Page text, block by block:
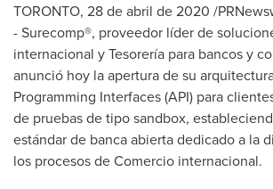
TORONTO, 28 de abril de 2020 /
- Surecomp®, proveedor líder de
internacional y Tesorería para bancos y
anunció hoy la apertura de su
Programming Interfaces (API) para
de pruebas de tipo sandbox,
estándar de banca abierta dedicado a la
los procesos de Comercio internacional.